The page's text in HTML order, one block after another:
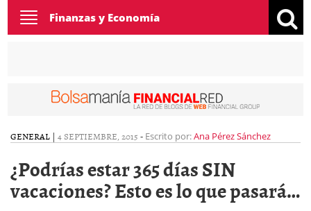
Toggle
navigation
Finanzas y Economía
GENERAL | 4 SEPTIEMBRE, 2015 - Escrito por:Ana Pérez Sánchez
¿Podrías estar 365 días SIN
vacaciones? Esto es lo que pasará…